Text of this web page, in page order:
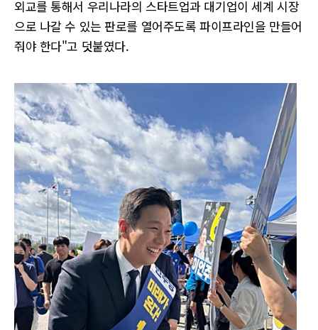
외교를 통해서 우리나라의 스타트업과 대기업이 세계 시장
으로 나갈 수 있는 판로를 열어주도록 파이프라인을 만들어
줘야 한다"고 덧붙였다.